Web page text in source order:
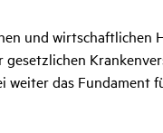
und wirtschaftlichen
weiter das Fundament